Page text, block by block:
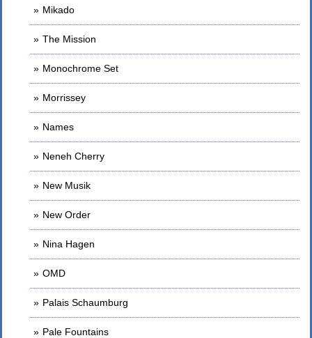
Mikado
The Mission
Monochrome Set
Morrissey
Names
Neneh Cherry
New Musik
New Order
Nina Hagen
OMD
Palais Schaumburg
Pale Fountains